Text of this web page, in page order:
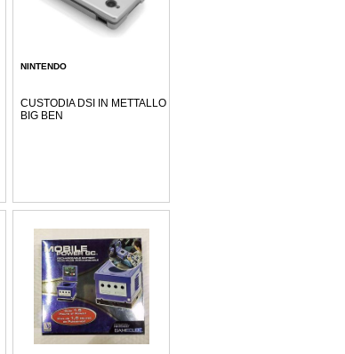
NINTENDO
CUSTODIA DSI IN METTALLO
BIG BEN